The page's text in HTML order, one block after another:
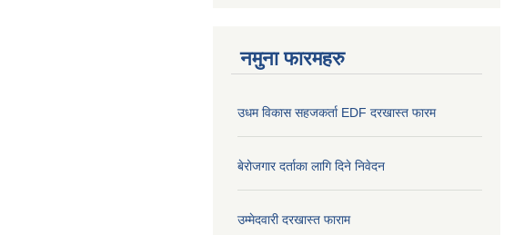
नमुना फारमहरु
उधम विकास सहजकर्ता EDF दरखास्त फारम
बेरोजगार दर्ताका लागि दिने निवेदन
उम्मेदवारी दरखास्त फाराम